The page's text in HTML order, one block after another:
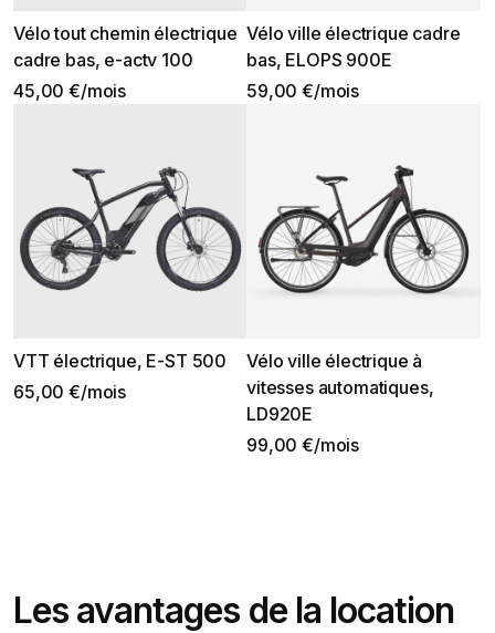
Vélo tout chemin électrique
cadre bas, e-actv 100
45,00 €/mois
Vélo ville électrique cadre
bas, ELOPS 900E
59,00 €/mois
VTT électrique, E-ST 500
65,00 €/mois
Vélo ville électrique à
vitesses automatiques,
LD920E
99,00 €/mois
Les avantages de la location